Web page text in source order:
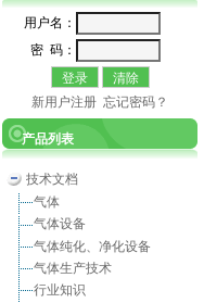
用户名：
密 码：
新用户注册 忘记密码？
产品列表
技术文档
气体
气体设备
气体纯化、净化设备
气体生产技术
行业知识